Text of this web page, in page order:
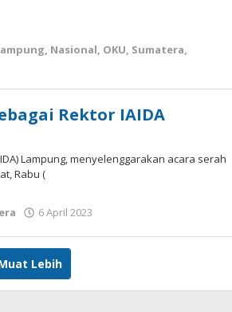
, Nasional, OKU, Sumatera,
Rektor IAIDA
Lampung, menyelenggarakan acara serah
Rabu (
6 April 2023
Lebih